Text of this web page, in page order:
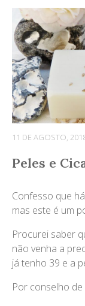
11 DE AGOSTO,
Peles e
Confesso que
mas este é um
Procurei saber
não venha a
já tenho 39 e a
Por conselho